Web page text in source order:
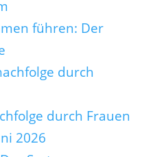
führen: Der
durch Frauen
2026